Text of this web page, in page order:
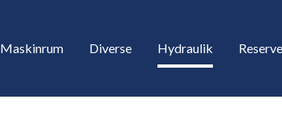
Maskinrum Diverse Hydraulik